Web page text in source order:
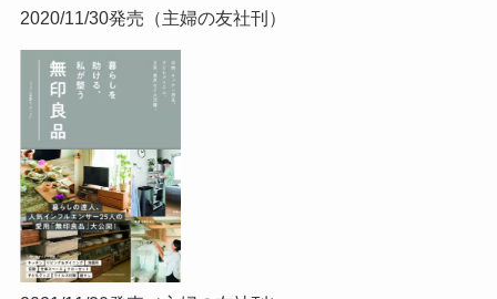
2020/11/30発売（主婦の友社刊）